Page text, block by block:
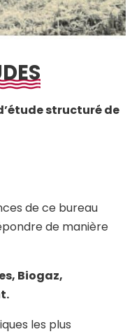
structuré de
de ce bureau
de manière
Biogaz,
les plus